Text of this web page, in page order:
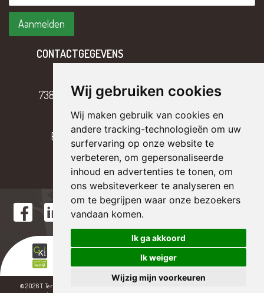
Wij gebruiken cookies
Wij maken gebruik van cookies en
andere tracking-technologieën om uw
surfervaring op onze website te
verbeteren, om gepersonaliseerde
inhoud en advertenties te tonen, om
ons websiteverkeer te analyseren en
om te begrijpen waar onze bezoekers
vandaan komen.
Ik ga akkoord
Ik weiger
Wijzig mijn voorkeuren
CONTACTGEGEVENS
7382 BH Klarenbeek
055 – 301 17 43
E
info@tterriele.nl
© 2026 T. Ter Riele